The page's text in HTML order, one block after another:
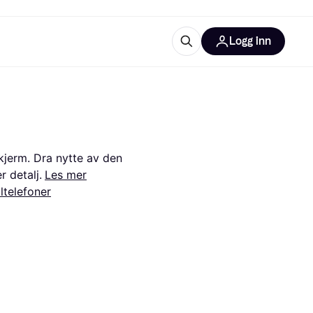
Logg inn
Dra nytte av den
detalj. Les mer